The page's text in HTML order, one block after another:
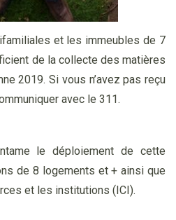
et les immeubles de 7
de la collecte des matières
2019. Si vous n’avez pas reçu
avec le 311.
le déploiement de cette
de 8 logements et + ainsi que
et les institutions (ICI).